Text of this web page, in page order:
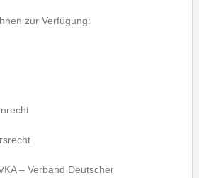
zur Verfügung:
– Verband Deutscher